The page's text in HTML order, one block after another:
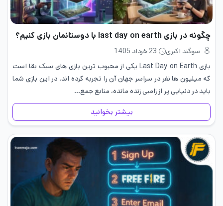
چگونه در بازی last day on earth با دوستانمان بازی کنیم؟
سوگند اکبری
23 خرداد 1405
بازی Last Day on Earth یکی از محبوب ترین بازی های سبک بقا است
که میلیون ها نفر در سراسر جهان آن را تجربه کرده اند. در این بازی شما
باید در دنیایی پر از زامبی زنده مانده، منابع جمع…
بیشتر بخوانید